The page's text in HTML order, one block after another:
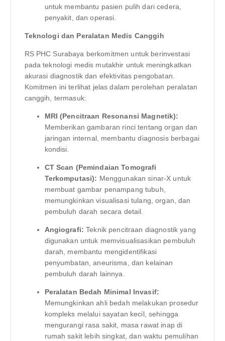
untuk membantu pasien pulih dari cedera,
penyakit, dan operasi.
Teknologi dan Peralatan Medis Canggih
RS PHC Surabaya berkomitmen untuk berinvestasi
pada teknologi medis mutakhir untuk meningkatkan
akurasi diagnostik dan efektivitas pengobatan.
Komitmen ini terlihat jelas dalam perolehan peralatan
canggih, termasuk:
MRI (Pencitraan Resonansi Magnetik):
Memberikan gambaran rinci tentang organ dan
jaringan internal, membantu diagnosis berbagai
kondisi.
CT Scan (Pemindaian Tomografi
Terkomputasi): Menggunakan sinar-X untuk
membuat gambar penampang tubuh,
memungkinkan visualisasi tulang, organ, dan
pembuluh darah secara detail.
Angiografi: Teknik pencitraan diagnostik yang
digunakan untuk memvisualisasikan pembuluh
darah, membantu mengidentifikasi
penyumbatan, aneurisma, dan kelainan
pembuluh darah lainnya.
Peralatan Bedah Minimal Invasif:
Memungkinkan ahli bedah melakukan prosedur
kompleks melalui sayatan kecil, sehingga
mengurangi rasa sakit, masa rawat inap di
rumah sakit lebih singkat, dan waktu pemulihan